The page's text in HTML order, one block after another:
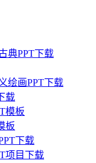
典PPT下载
绘画PPT下载
载
模板
板
下载
项目下载